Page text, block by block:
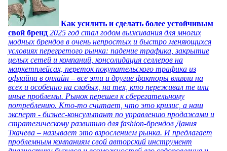
Как усилить и сделать более устойчивым
свой бренд 2025 год стал годом выживания для многих
модных брендов в очень непростых и быстро меняющихся
условиях перегретого рынка: падение трафика, закрытие
целых сетей и компаний, консолидация селлеров на
маркетплейсах, переток покупательского трафика из
офлайна в онлайн – все эти и другие факторы влияли на
всех и особенно на слабых, на тех, кто переживал те или
иные проблемы. Рынок перешел к сберегательному
потреблению. Кто-то считает, что это кризис, а наш
эксперт - бизнес-консультант по управлению продажами и
стратегическому развитию для fashion-брендов Дания
Ткачева – называет это взрослением рынка. И предлагает
проблемным компаниям свой авторский инструмент